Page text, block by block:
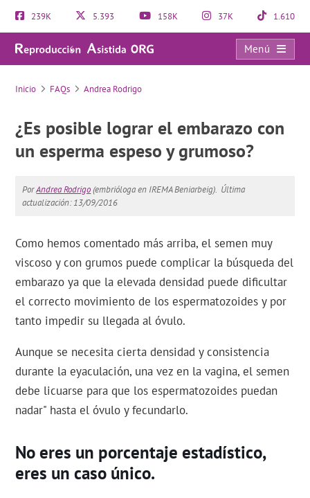
239K 5.393 158K 37K 1.610
Menú
FAQs
Inicio FAQs Andrea Rodrigo
¿Es posible lograr el embarazo con
un esperma espeso y grumoso?
PorAndrea Rodrigo(embrióloga en IREMA Beniarbeig). Última
actualización: 13/09/2016
Como hemos comentado más arriba, el semen muy
viscoso y con grumos puede complicar la búsqueda del
embarazo ya que la elevada densidad puede dificultar
el correcto movimiento de los espermatozoides y por
tanto impedir su llegada al óvulo.
Aunque se necesita cierta densidad y consistencia
durante la eyaculación, una vez en la vagina, el semen
debe licuarse para que los espermatozoides puedan
nadar" hasta el óvulo y fecundarlo.
No eres un porcentaje estadístico,
eres un caso único.